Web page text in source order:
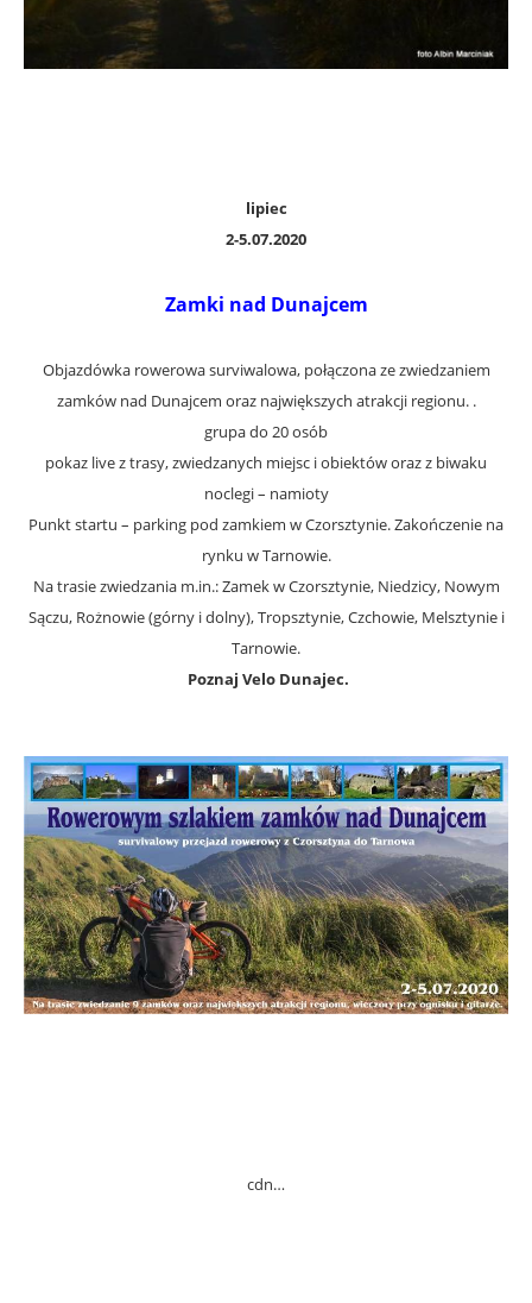
lipiec
2-5.07.2020
Zamki nad Dunajcem
Objazdówka rowerowa surviwalowa, połączona ze zwiedzaniem
zamków nad Dunajcem oraz największych atrakcji regionu. .
grupa do 20 osób
pokaz live z trasy, zwiedzanych miejsc i obiektów oraz z biwaku
noclegi – namioty
Punkt startu – parking pod zamkiem w Czorsztynie. Zakończenie na
rynku w Tarnowie.
Na trasie zwiedzania m.in.: Zamek w Czorsztynie, Niedzicy, Nowym
Sączu, Rożnowie (górny i dolny), Tropsztynie, Czchowie, Melsztynie i
Tarnowie.
Poznaj Velo Dunajec.
cdn…